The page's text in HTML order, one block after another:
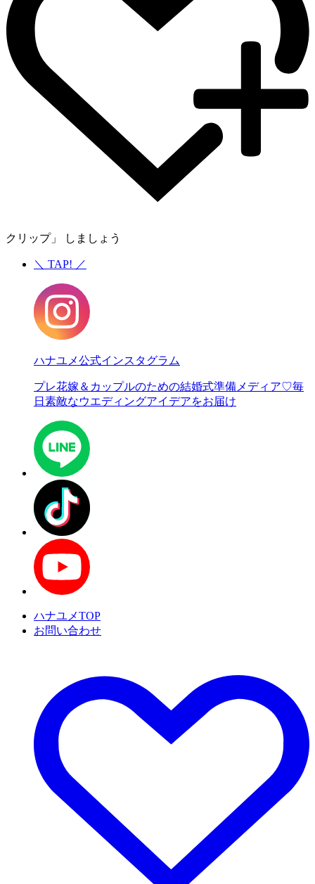
クリップ」 しましょう
＼ TAP! ／
ハナユメ公式インスタグラム
プレ花嫁＆カップルのための結婚式準備メディア♡毎
日素敵なウエディングアイデアをお届け
ハナユメTOP
お問い合わせ